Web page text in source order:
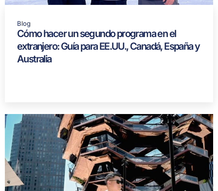
Blog
Cómo hacer un segundo programa en el
extranjero: Guía para EE.UU., Canadá, España y
Australia